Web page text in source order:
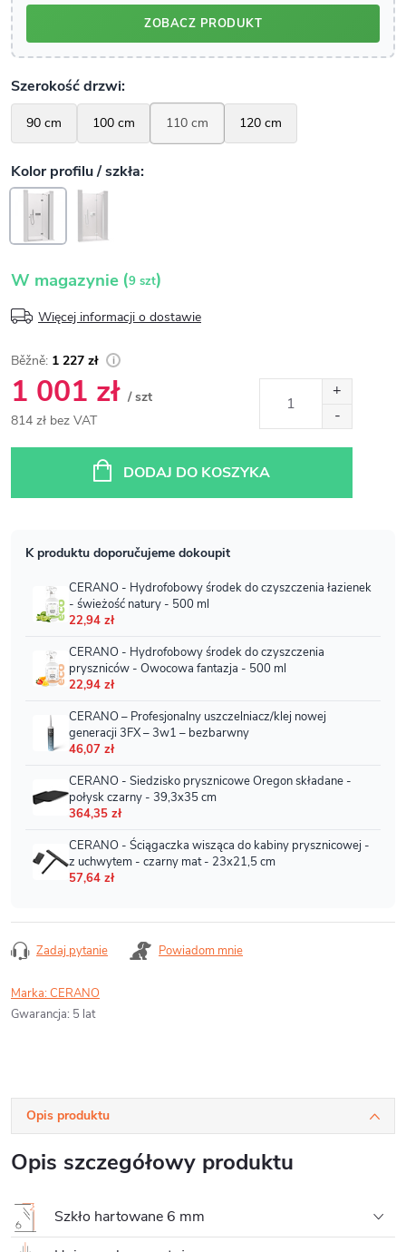
W magazynie (9 szt)
Więcej informacji o dostawie
1 227 zł
1 001 zł / szt
814 zł bez VAT
DODAJ DO KOSZYKA
Zadaj pytanie Powiadom mnie
Marka:CERANO
Gwarancja: 5 lat
Opis produktu
Opis szczegółowy produktu
Szkło hartowane 6 mm